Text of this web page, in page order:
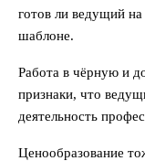
готов ли ведущий
шаблоне.
Работа в чёрную и
признаки, что
деятельность
Ценообразование